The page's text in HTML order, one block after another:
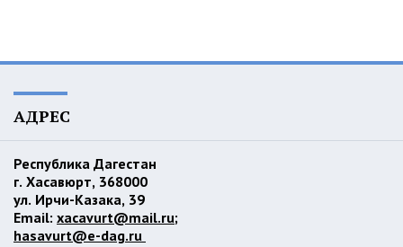
АДРЕС
Республика Дагестан
г. Хасавюрт, 368000
ул. Ирчи-Казака, 39
Email: xacavurt@mail.ru;
hasavurt@e-dag.ru